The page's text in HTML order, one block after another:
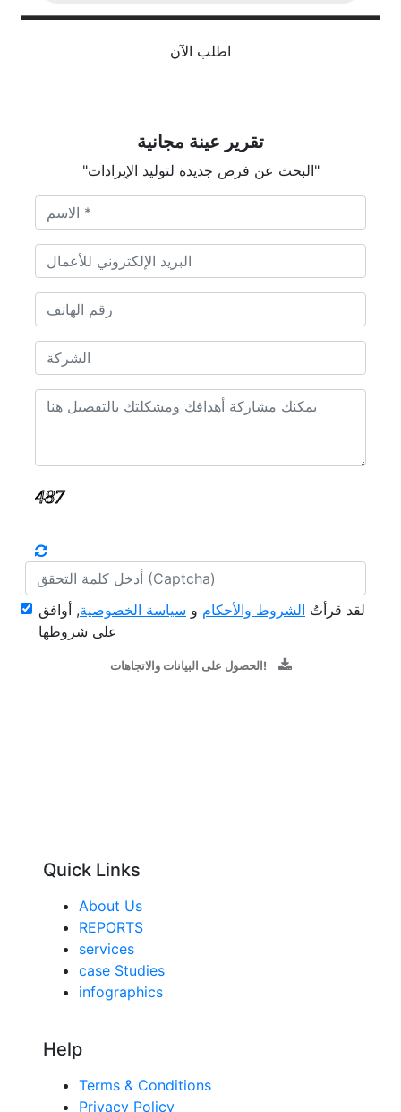
اطلب الآن
تقرير عينة مجانية
"البحث عن فرص جديدة لتوليد الإيرادات"
لقد قرأتُ الشروط والأحكام و سياسة الخصوصية, أوافق
على شروطها
الحصول على البيانات والاتجاهات!
Quick Links
About Us
REPORTS
services
case Studies
infographics
Help
Terms & Conditions
Privacy Policy